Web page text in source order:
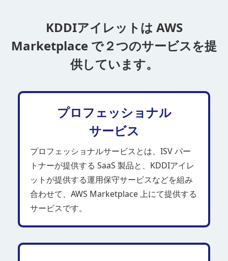
KDDIアイレットは AWS
Marketplace で２つのサービスを提
供しています。
プロフェッショナル
サービス
プロフェッショナルサービスとは、ISV パー
トナーが提供する SaaS 製品と、KDDIアイレ
ットが提供する運用保守サービスなどを組み
合わせて、AWS Marketplace 上にて提供する
サービスです。